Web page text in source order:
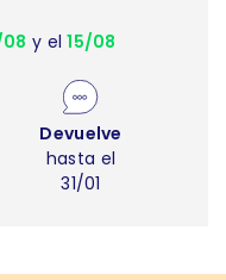
y el15/08
Devuelve
hasta el
31/01